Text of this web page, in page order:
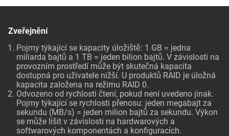
Zveřejnění
Pojmy týkající se kapacity úložiště: 1 GB = jedna
miliarda bajtů a 1 TB = jeden bilion bajtů. V závislosti na
provozním prostředí může být skutečná kapacita
dostupná pro uživatele nižší. U produktů RAID je úložná
kapacita založena na režimu RAID 0.
Odvozeno od rychlosti čtení, pokud není uvedeno jinak.
Pojmy týkající se rychlosti přenosu: jeden megabajt za
sekundu (MB/s) = jeden milion bajtů za sekundu. Výkon
se může lišit v závislosti na hardwarových a
softwarových komponentách a konfiguracích.